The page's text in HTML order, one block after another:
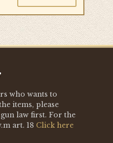
who wants to
items, please
law first. For the
art. 18 Click here